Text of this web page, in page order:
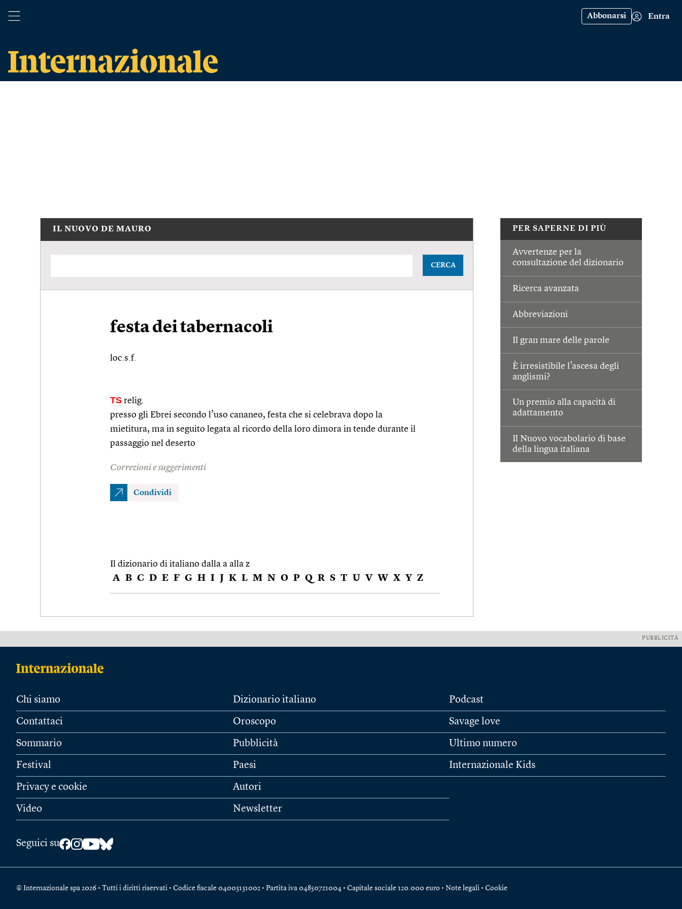
Abbonarsi Entra
PER SAPERNE DI PIÙ
Avvertenze per la
consultazione del dizionario
Ricerca avanzata
Abbreviazioni
Il gran mare delle parole
È irresistibile l’ascesa degli
anglismi?
Un premio alla capacità di
adattamento
Il Nuovo vocabolario di base
della lingua italiana
IL NUOVO DE MAURO
CERCA
festa dei tabernacoli
loc.s.f.
TS relig.
presso gli Ebrei secondo l’uso cananeo, festa che si celebrava dopo la
mietitura, ma in seguito legata al ricordo della loro dimora in tende durante il
passaggio nel deserto
Correzioni e suggerimenti
Condividi
Il dizionario di italiano dalla a alla z
A B C D E F G H I J K L M N O P Q R S T U V W X Y Z
PUBBLICITÀ
Chi siamo
Contattaci
Sommario
Festival
Privacy e cookie
Video
Dizionario italiano
Oroscopo
Pubblicità
Paesi
Autori
Newsletter
Podcast
Savage love
Ultimo numero
Internazionale Kids
Seguici su
© Internazionale spa 2026 • Tutti i diritti riservati • Codice fiscale 04003131002 • Partita iva 04850721004 • Capitale sociale 120.000 euro • Note legali • Cookie